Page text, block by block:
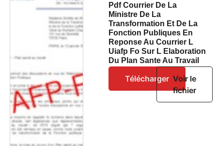
Pdf Courrier De La
Ministre De La
Transformation Et De La
Fonction Publiques En
Reponse Au Courrier L
Uiafp Fo Sur L Elaboration
Du Plan Sante Au Travail
Télécharger Voir le
fichier